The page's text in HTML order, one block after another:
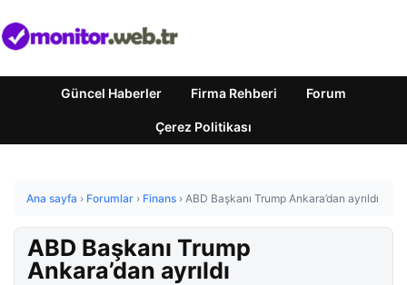
Güncel Haberler Firma Rehberi Forum
Çerez Politikası
Ana sayfa › Forumlar › Finans › ABD Başkanı Trump Ankara’dan ayrıldı
ABD Başkanı Trump
Ankara’dan ayrıldı